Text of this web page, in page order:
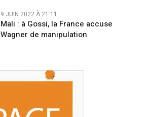
9 JUIN 2022 À 21:11
Mali : à Gossi, la France accuse
Wagner de manipulation